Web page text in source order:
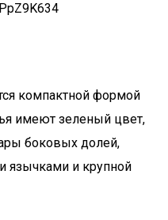
компактной формой
имеют зеленый цвет,
боковых долей,
язычками и крупной